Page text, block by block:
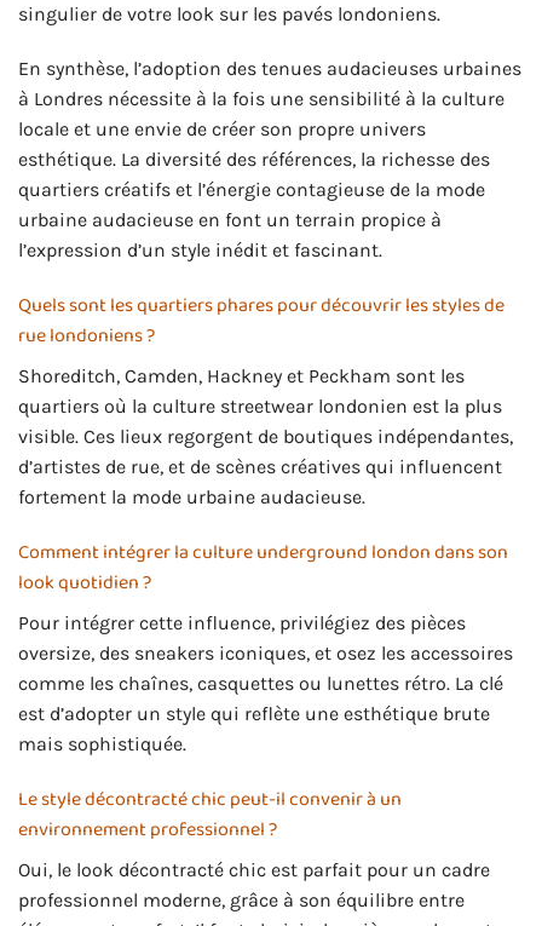
singulier de votre look sur les pavés londoniens.
En synthèse, l’adoption des tenues audacieuses urbaines
à Londres nécessite à la fois une sensibilité à la culture
locale et une envie de créer son propre univers
esthétique. La diversité des références, la richesse des
quartiers créatifs et l’énergie contagieuse de la mode
urbaine audacieuse en font un terrain propice à
l’expression d’un style inédit et fascinant.
Quels sont les quartiers phares pour découvrir les styles de
rue londoniens ?
Shoreditch, Camden, Hackney et Peckham sont les
quartiers où la culture streetwear londonien est la plus
visible. Ces lieux regorgent de boutiques indépendantes,
d’artistes de rue, et de scènes créatives qui influencent
fortement la mode urbaine audacieuse.
Comment intégrer la culture underground london dans son
look quotidien ?
Pour intégrer cette influence, privilégiez des pièces
oversize, des sneakers iconiques, et osez les accessoires
comme les chaînes, casquettes ou lunettes rétro. La clé
est d’adopter un style qui reflète une esthétique brute
mais sophistiquée.
Le style décontracté chic peut-il convenir à un
environnement professionnel ?
Oui, le look décontracté chic est parfait pour un cadre
professionnel moderne, grâce à son équilibre entre